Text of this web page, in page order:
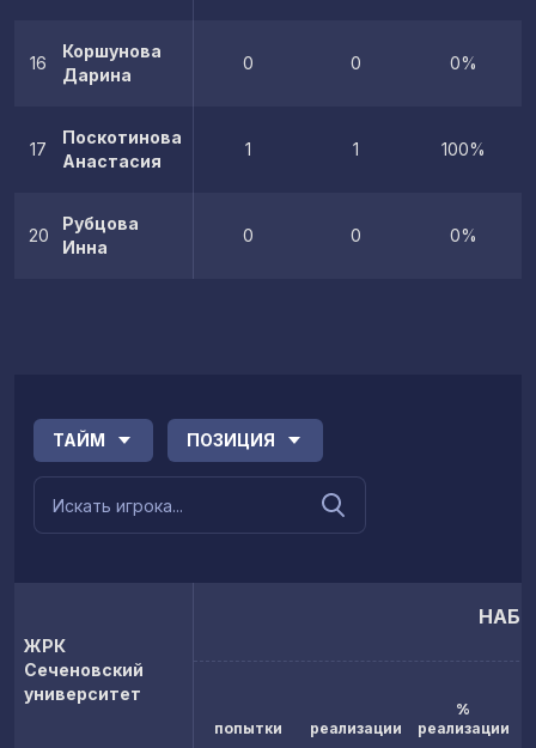
16
Коршунова
Дарина
0 0 0%
17
Поскотинова
Анастасия
1 1 100%
20
Рубцова
Инна
0 0 0%
ТАЙМ ПОЗИЦИЯ
ЖРК
Сеченовский
университет
попытки реализации
%
реализации